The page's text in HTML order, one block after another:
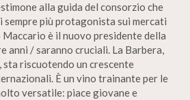
alla guida del consorzio che
più protagonista sui mercati
è il nuovo presidente della
anni / saranno cruciali. La Barbera,
riscuotendo un crescente
È un vino trainante per le
versatile: piace giovane e